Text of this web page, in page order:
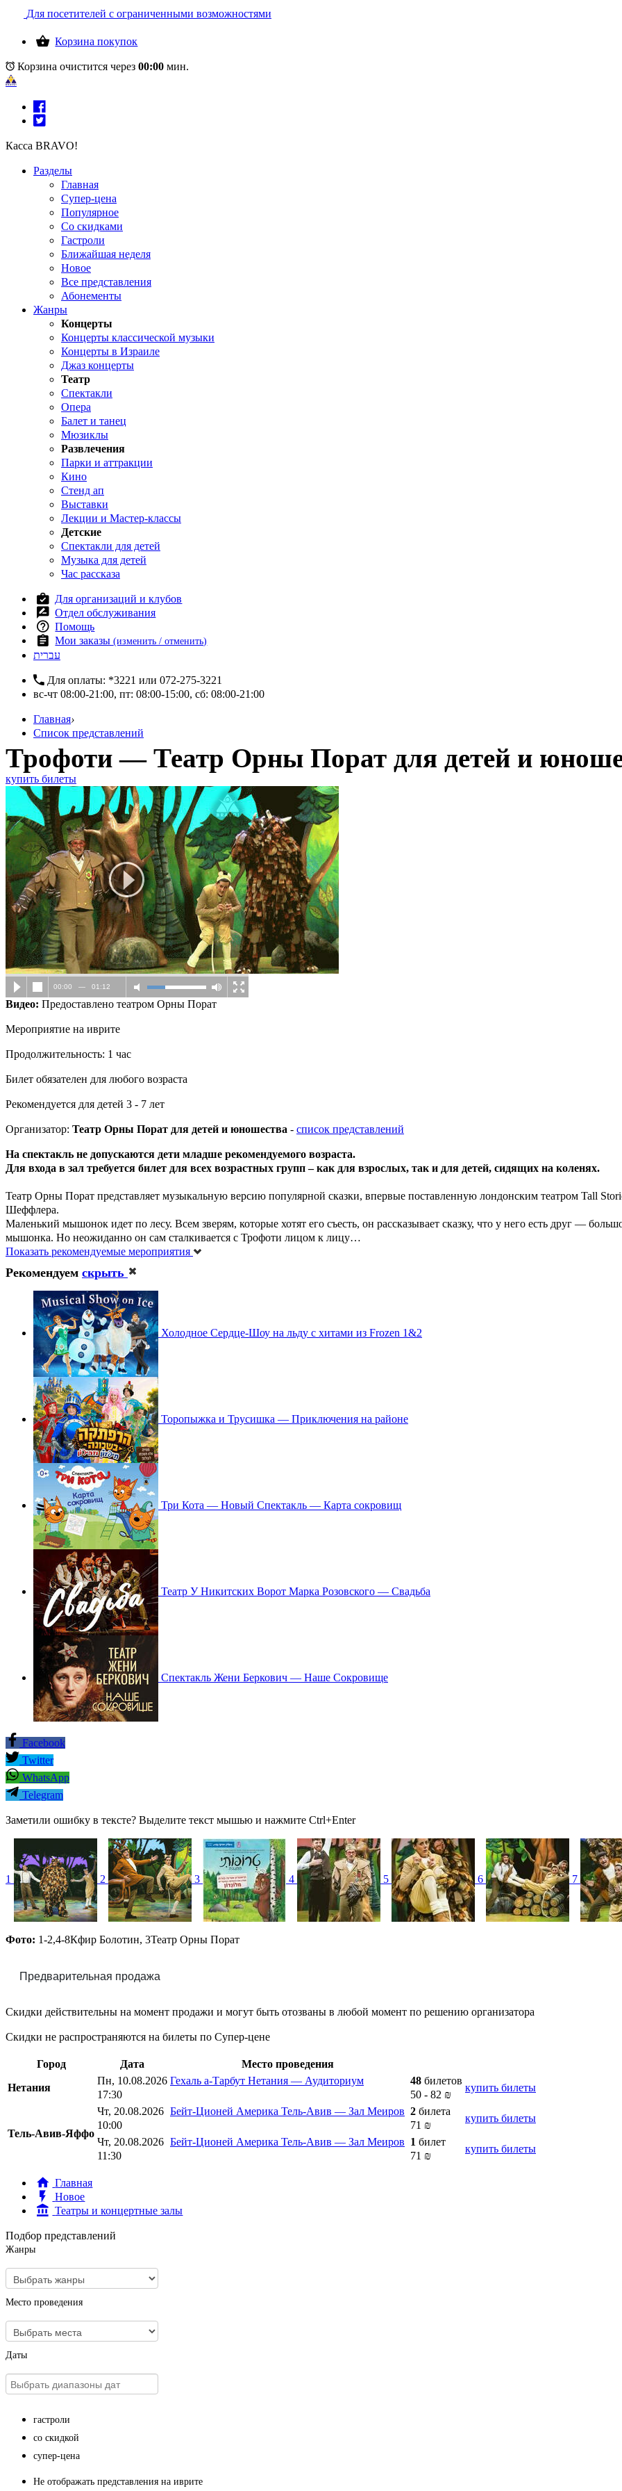
Для посетителей с ограниченными возможностями
Корзина покупок
Корзина очистится через 00:00 мин.
Касса BRAVO!
Разделы
Главная
Супер-цена
Популярное
Со скидками
Гастроли
Ближайшая неделя
Новое
Все представления
Абонементы
Жанры
Концерты
Концерты классической музыки
Концерты в Израиле
Джаз концерты
Театр
Спектакли
Опера
Балет и танец
Мюзиклы
Развлечения
Парки и аттракции
Кино
Стенд ап
Выставки
Лекции и Мастер-классы
Детские
Спектакли для детей
Музыка для детей
Час рассказа
Для организаций и клубов
Отдел обслуживания
Помощь
Мои заказы(изменить / отменить)
עברית
Для оплаты: *3221 или 072-275-3221
вс-чт 08:00-21:00, пт: 08:00-15:00, сб: 08:00-21:00
Главная›
Список представлений
Трофоти — Театр Орны Порат для детей и
купить билеты
00:00 — 01:12
Видео: Предоставлено театром Орны Порат
Мероприятие на иврите
Продолжительность: 1 час
Билет обязателен для любого возраста
Рекомендуется для детей 3 - 7 лет
Организатор: Театр Орны Порат для детей и юношества - список представлений
На спектакль не допускаются дети младше рекомендуемого возраста.
Для входа в зал требуется билет для всех возрастных групп – как для взрослых, так и для детей, сидящих на коленях.
Театр Орны Порат представляет музыкальную версию популярной сказки, впервые поставленную лондонским театром Tall
Шеффлера.
Маленький мышонок идет по лесу. Всем зверям, которые хотят его съесть, он рассказывает сказку, что у него есть друг —
мышонка. Но неожиданно он сам сталкивается с Трофоти лицом к лицу…
Показать рекомендуемые мероприятия
Рекомендуем скрыть
Холодное Сердце-Шоу на льду с хитами из Frozen 1&2
Торопыжка и Трусишка — Приключения на районе
Три Кота — Новый Спектакль — Карта сокровищ
Театр У Никитских Ворот Марка Розовского — Свадьба
Спектакль Жени Беркович — Наше Сокровище
Facebook
Twitter
WhatsApp
Telegram
Заметили ошибку в тексте? Выделите текст мышью и нажмите Ctrl+Enter
1 2 3 4 5 6 7
Фото: 1-2,4-8Кфир Болотин, 3Театр Орны Порат
Предварительная продажа
Скидки действительны на момент продажи и могут быть отозваны в любой момент по решению организатора
Скидки не распространяются на билеты по Супер-цене
Город Дата
Место проведения
Нетания
Пн, 10.08.2026
17:30
Гехаль а-Тарбут Нетания — Аудиториум 48 билетов
50 - 82 ₪
купить билеты
Тель-Авив-Яффо
Чт, 20.08.2026
10:00
Бейт-Ционей Америка Тель-Авив — Зал Меиров 2 билета
71 ₪
купить билеты
Чт, 20.08.2026
11:30
Бейт-Ционей Америка Тель-Авив — Зал Меиров 1 билет
71 ₪
купить билеты
Главная
Новое
Театры и концертные залы
Подбор представлений
Жанры
Место проведения
Даты
гастроли
со скидкой
супер-цена
Не отображать представления на иврите